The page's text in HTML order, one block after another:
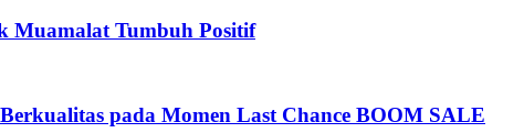
Muamalat Tumbuh Positif
pada Momen Last Chance BOOM SALE